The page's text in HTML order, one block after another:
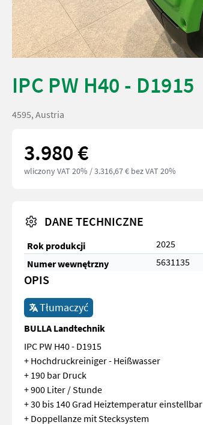
IPC PW H40 - D1915
4595, Austria
3.980 €
wliczony VAT 20% / 3.316,67 € bez VAT 20%
DANE TECHNICZNE
Rok produkcji
2025
Numer wewnętrzny
5631135
OPIS
Tłumaczyć
BULLA Landtechnik
IPC PW H40 - D1915
+ Hochdruckreiniger - Heißwasser
+ 190 bar Druck
+ 900 Liter / Stunde
+ 30 bis 140 Grad Heiztemperatur einstellbar
+ Doppellanze mit Stecksystem